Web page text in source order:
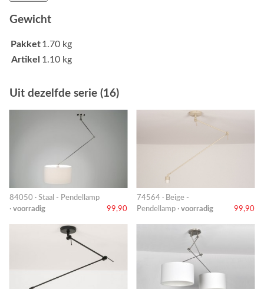
Gewicht
Pakket1.70 kg
Artikel 1.10 kg
Uit dezelfde serie (16)
84050 · Staal - Pendellamp
· voorradig 99,90
74564 · Beige -
Pendellamp · voorradig 99,90